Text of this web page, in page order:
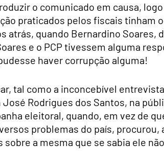
o comunicado em causa,
praticados pelos fiscais tinham
atrás, quando Bernardino Soares,
e o PCP tivessem alguma
haver corrupção alguma!
tal como a inconcebível
Rodrigues dos Santos, na
eleitoral, quando, em vez de
problemas do país, procurou,
a mesma que se sabia ele